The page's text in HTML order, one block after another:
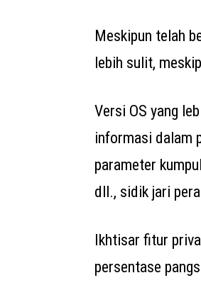
Meskipun telah
lebih sulit,
Versi OS yang
informasi dalam
parameter
dll., sidik jari
Ikhtisar fitur
persentase